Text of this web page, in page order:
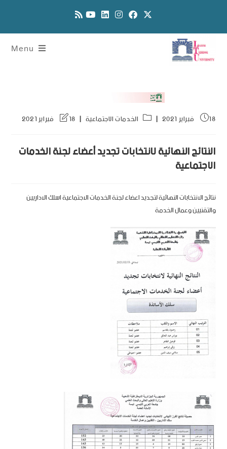
Menu
18 فبراير 2021 الخدمات الاجتماعية 18 فبراير 2021
النتائج النهائية لانتخابات تجديد أعضاء لجنة الخدمات
الاجتماعية
نتائج الانتخابات النهائية لتجديد اعضاء لجنة الخدمات الاجتماعية اسلك الاداريين
والتقنيين وعمال الخدمة